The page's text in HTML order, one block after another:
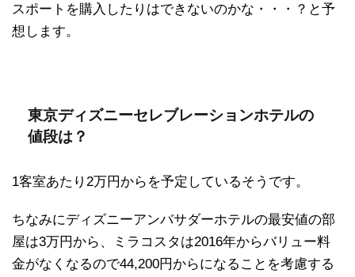
スポートを購入したりはできないのかな・・・？と予
想します。
東京ディズニーセレブレーションホテルの
値段は？
1客室あたり2万円からを予定しているそうです。
ちなみにディズニーアンバサダーホテルの最安値の部
屋は3万円から、ミラコスタは2016年からバリュー料
金がなくなるので44,200円からになることを考慮する